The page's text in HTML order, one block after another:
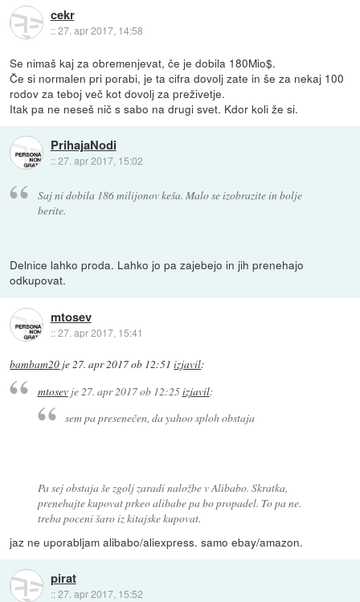
cekr
::27. apr 2017, 14:58
Se nimaš kaj za obremenjevat, če je dobila 180Mio$.
Če si normalen pri porabi, je ta cifra dovolj zate in še za nekaj 100
rodov za teboj več kot dovolj za preživetje.
Itak pa ne neseš nič s sabo na drugi svet. Kdor koli že si.
PrihajaNodi
::27. apr 2017, 15:02
Saj ni dobila 186 milijonov keša. Malo se izobrazite in bolje
berite.
Delnice lahko proda. Lahko jo pa zajebejo in jih prenehajo
odkupovat.
mtosev
::27. apr 2017, 15:41
bambam20 je27. apr 2017 ob 12:51 izjavil:
mtosevje27. apr 2017 ob 12:25izjavil:
sem pa presenečen, da yahoo sploh obstaja
Pa sej obstaja še zgolj zaradi naložbe v Alibabo. Skratka,
prenehajte kupovat prkeo alibabe pa bo propadel. To pa ne.
treba poceni šaro iz kitajske kupovat.
jaz ne uporabljam alibabo/aliexpress. samo ebay/amazon.
pirat
::27. apr 2017, 15:52